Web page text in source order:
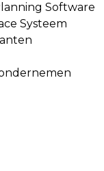
Software
Systeem